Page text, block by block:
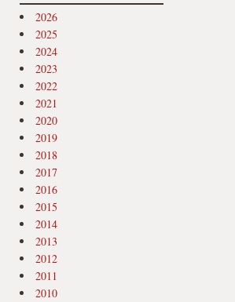
2026
2025
2024
2023
2022
2021
2020
2019
2018
2017
2016
2015
2014
2013
2012
2011
2010